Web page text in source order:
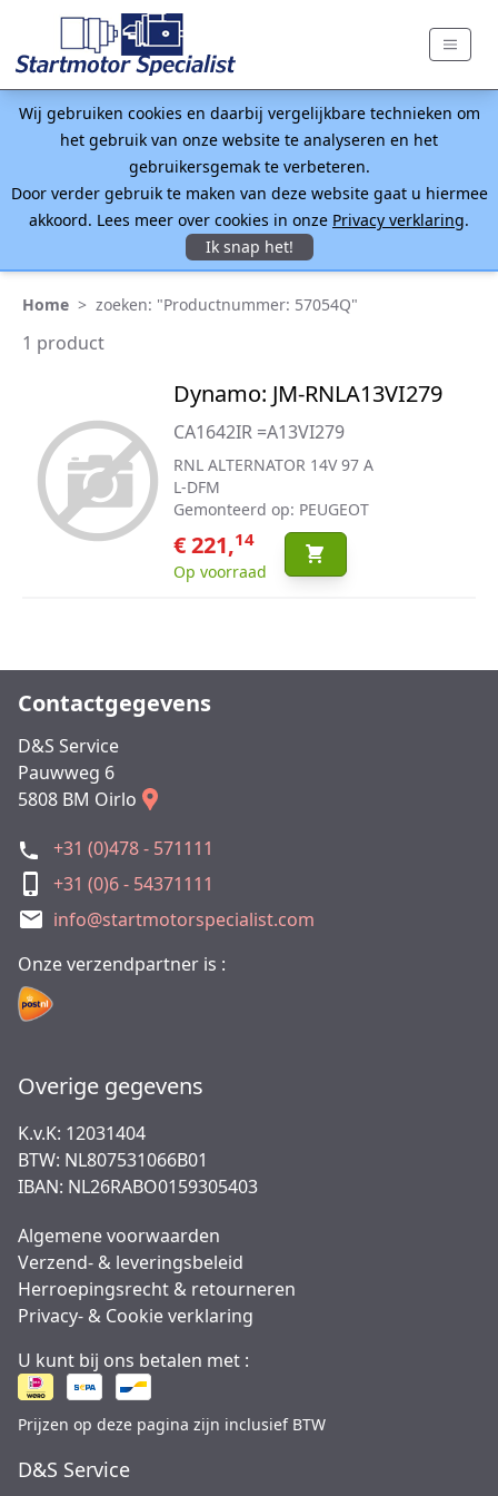
Wij gebruiken cookies en daarbij vergelijkbare technieken om
het gebruik van onze website te analyseren en het
gebruikersgemak te verbeteren.
Door verder gebruik te maken van deze website gaat u hiermee
akkoord. Lees meer over cookies in onze Privacy verklaring.
Ik snap het!
Home > zoeken: "Productnummer: 57054Q"
1 product
Dynamo: JM-RNLA13VI279
CA1642IR =A13VI279
RNL ALTERNATOR 14V 97 A
L-DFM
Gemonteerd op: PEUGEOT
€ 221,14
Op voorraad
Contactgegevens
D&S Service
Pauwweg 6
5808 BM Oirlo
+31 (0)478 - 571111
+31 (0)6 - 54371111
info@startmotorspecialist.com
Onze verzendpartner is :
Overige gegevens
K.v.K: 12031404
BTW: NL807531066B01
IBAN: NL26RABO0159305403
Algemene voorwaarden
Verzend- & leveringsbeleid
Herroepingsrecht & retourneren
Privacy- & Cookie verklaring
U kunt bij ons betalen met :
Prijzen op deze pagina zijn inclusief BTW
D&S Service